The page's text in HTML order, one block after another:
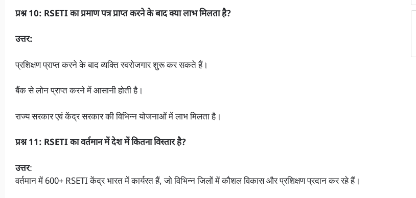
प्रश्न 10: RSETI का प्रमाण पत्र प्राप्त करने के बाद क्या लाभ मिलता है?
उत्तर:
प्रशिक्षण प्राप्त करने के बाद व्यक्ति स्वरोजगार शुरू कर सकते हैं।
बैंक से लोन प्राप्त करने में आसानी होती है।
राज्य सरकार एवं केंद्र सरकार की विभिन्न योजनाओं में लाभ मिलता है।
प्रश्न 11: RSETI का वर्तमान में देश में कितना विस्तार है?
उत्तर:
वर्तमान में 600+ RSETI केंद्र भारत में कार्यरत हैं, जो विभिन्न जिलों में कौशल विकास और प्रशिक्षण प्रदान कर रहे हैं।